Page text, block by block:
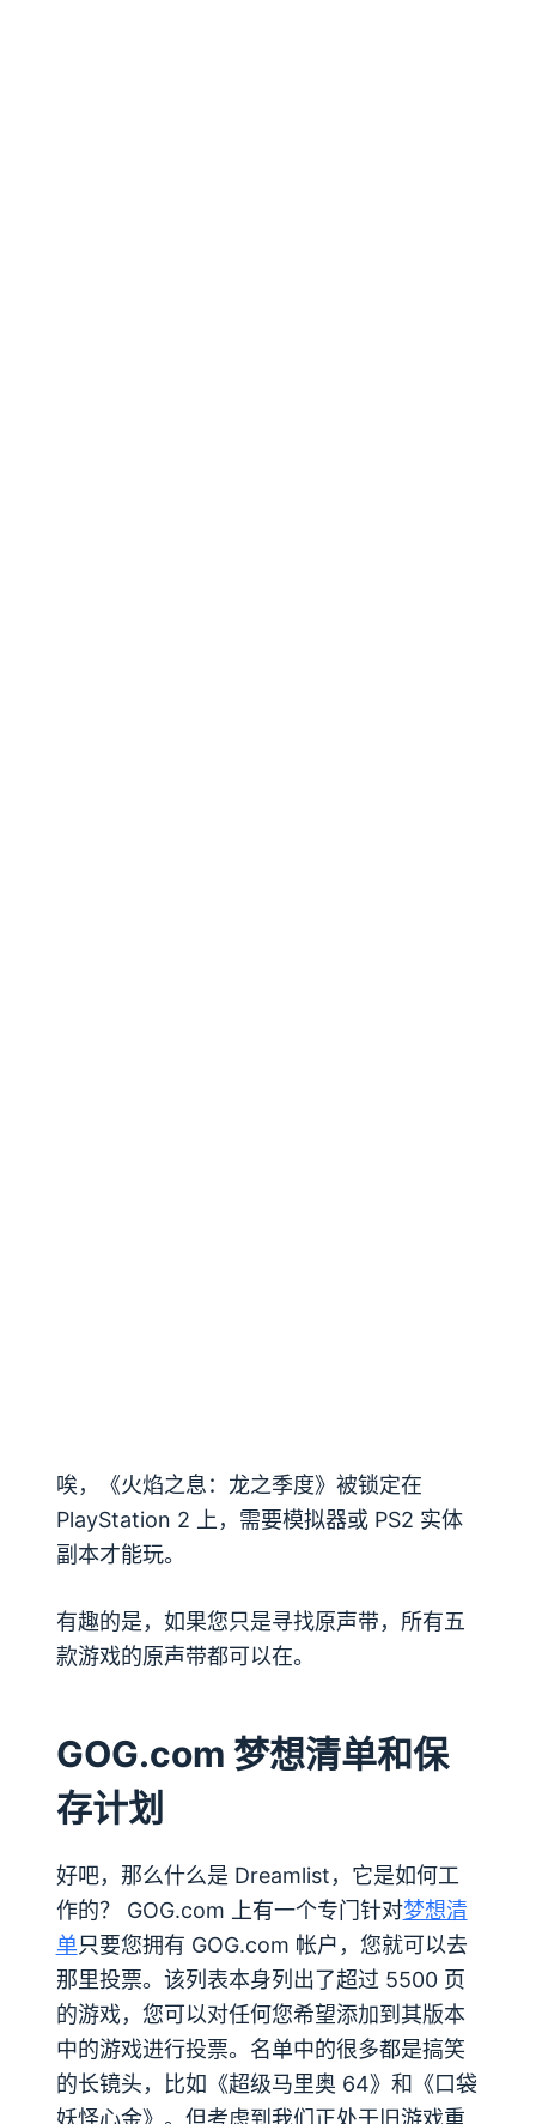
唉，《火焰之息：龙之季度》被锁定在
PlayStation 2 上，需要模拟器或 PS2 实体
副本才能玩。
有趣的是，如果您只是寻找原声带，所有五
款游戏的原声带都可以在。
GOG.com 梦想清单和保
存计划
好吧，那么什么是 Dreamlist，它是如何工
作的？ GOG.com 上有一个专门针对梦想清
单只要您拥有 GOG.com 帐户，您就可以去
那里投票。该列表本身列出了超过 5500 页
的游戏，您可以对任何您希望添加到其版本
中的游戏进行投票。名单中的很多都是搞笑
的长镜头，比如《超级马里奥 64》和《口袋
妖怪心金》。但考虑到我们正处于旧游戏重